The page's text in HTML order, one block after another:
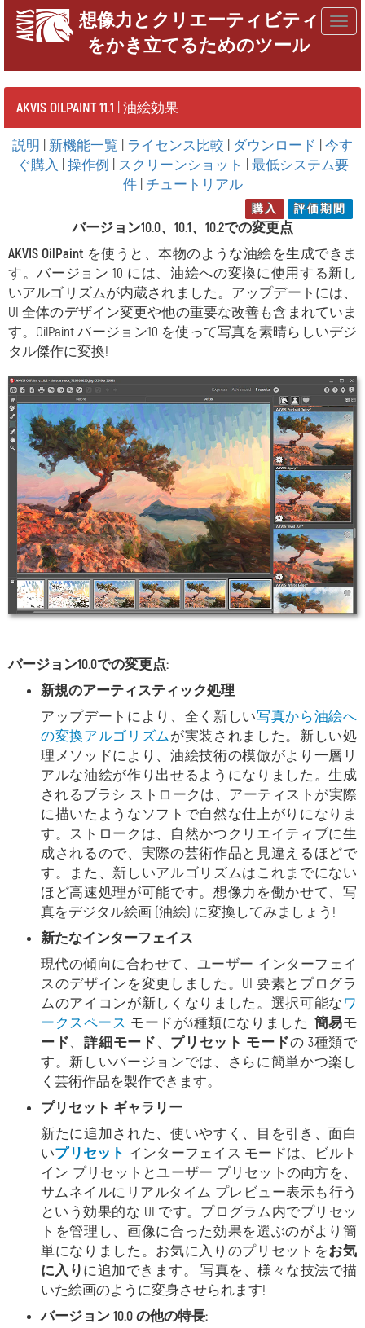
想像力とクリエーティビティ
をかき立てるためのツール
AKVIS OILPAINT 11.1 | 油絵効果
説明 新機能一覧 ライセンス比較 ダウンロード
今す
ぐ購入
操作例 スクリーンショット
最低システム要
件| チュートリアル
購入 評価期間
バージョン10.0、10.1、10.2での変更点
AKVIS OilPaint を使うと、本物のような油絵を生成できま
す。バージョン 10 には、油絵への変換に使用する新し
いアルゴリズムが内蔵されました。アップデートには、
UI 全体のデザイン変更や他の重要な改善も含まれていま
す。OilPaint バージョン10 を使って写真を素晴らしいデジ
タル傑作に変換!
バージョン10.0での変更点:
新規のアーティスティック処理
アップデートにより、全く新しい写真から油絵へ
の変換アルゴリズムが実装されました。新しい処
理メソッドにより、油絵技術の模倣がより一層リ
アルな油絵が作り出せるようになりました。生成
されるブラシ ストロークは、アーティストが実際
に描いたようなソフトで自然な仕上がりになりま
す。ストロークは、自然かつクリエイティブに生
成されるので、実際の芸術作品と見違えるほどで
す。また、新しいアルゴリズムはこれまでにない
ほど高速処理が可能です。想像力を働かせて、写
真をデジタル絵画 (油絵) に変換してみましょう!
新たなインターフェイス
現代の傾向に合わせて、ユーザー インターフェイ
スのデザインを変更しました。UI 要素とプログラ
ムのアイコンが新しくなりました。選択可能なワ
ークスペース モードが3種類になりました: 簡易モ
ード、詳細モード、 プリセット モードの 3種類で
す。新しいバージョンでは、さらに簡単かつ楽し
く芸術作品を製作できます。
プリセット ギャラリー
新たに追加された、使いやすく、目を引き、面白
いプリセット インターフェイス モードは、ビルト
イン プリセットとユーザー プリセットの両方を、
サムネイルにリアルタイム プレビュー表示も行う
という効果的な UI です。プログラム内でプリセッ
トを管理し、画像に合った効果を選ぶのがより簡
単になりました。お気に入りのプリセットをお気
に入りに追加できます。写真を、様々な技法で描
いた絵画のように変身させられます!
バージョン 10.0 の他の特長: